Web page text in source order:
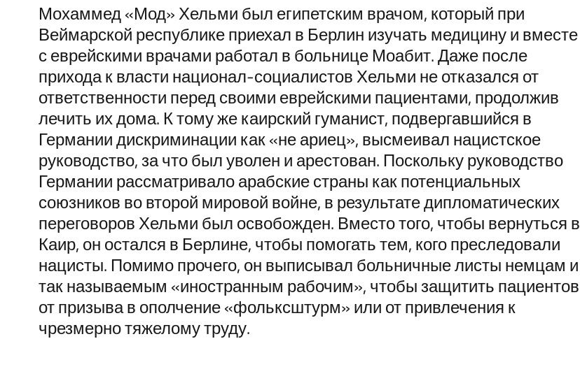
Мохаммед «Мод» Хельми был египетским врачом, который при
Веймарской республике приехал в Берлин изучать медицину и вместе
с еврейскими врачами работал в больнице Моабит. Даже после
прихода к власти национал-социалистов Хельми не отказался от
ответственности перед своими еврейскими пациентами, продолжив
лечить их дома. К тому же каирский гуманист, подвергавшийся в
Германии дискриминации как «не ариец», высмеивал нацистское
руководство, за что был уволен и арестован. Поскольку руководство
Германии рассматривало арабские страны как потенциальных
союзников во второй мировой войне, в результате дипломатических
переговоров Хельми был освобожден. Вместо того, чтобы вернуться в
Каир, он остался в Берлине, чтобы помогать тем, кого преследовали
нацисты. Помимо прочего, он выписывал больничные листы немцам и
так называемым «иностранным рабочим», чтобы защитить пациентов
от призыва в ополчение «фольксштурм» или от привлечения к
чрезмерно тяжелому труду.